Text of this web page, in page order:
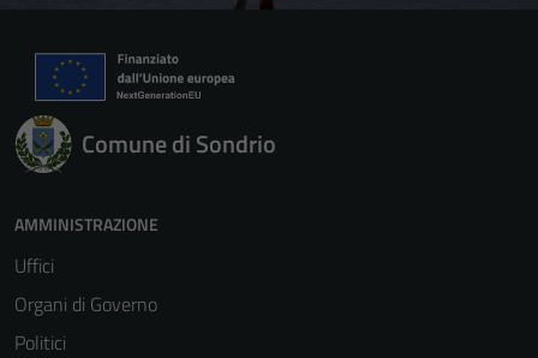
Comune di Sondrio
AMMINISTRAZIONE
Uffici
Organi di Governo
Politici